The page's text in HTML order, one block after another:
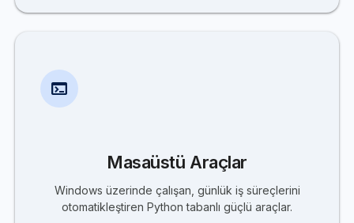
terminal
Masaüstü Araçlar
Windows üzerinde çalışan, günlük iş süreçlerini
otomatikleştiren Python tabanlı güçlü araçlar.